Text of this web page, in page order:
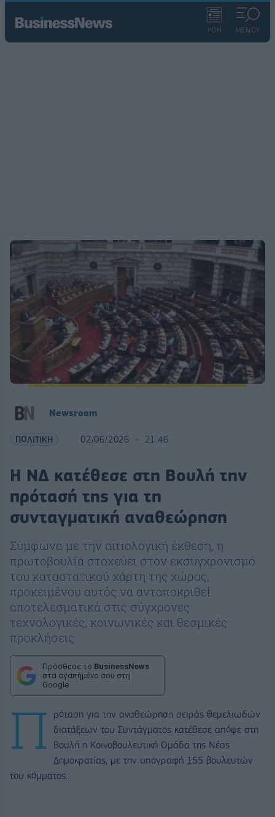
ΡΟΗ ΜΕΝΟΥ
Newsroom
ΠΟΛΙΤΙΚΗ 02/06/2026 21:46
Η ΝΔ κατέθεσε στη Βουλή την
πρότασή της για τη
συνταγματική αναθεώρηση
Σύμφωνα με την αιτιολογική έκθεση, η
πρωτοβουλία στοχεύει στον εκσυγχρονισμό
του καταστατικού χάρτη της χώρας,
προκειμένου αυτός να ανταποκριθεί
αποτελεσματικά στις σύγχρονες
τεχνολογικές, κοινωνικές και θεσμικές
προκλήσεις
Πρόσθεσε το BusinessNews
στα αγαπημένα σου στη
Google
Π
ρόταση για την αναθεώρηση σειράς θεμελιωδών
διατάξεων του Συντάγματος κατέθεσε απόψε στη
Βουλή η Κοινοβουλευτική Ομάδα της Νέας
Δημοκρατίας, με την υπογραφή 155 βουλευτών
του κόμματος.